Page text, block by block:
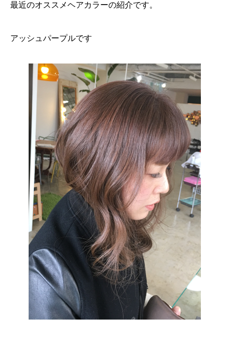
最近のオススメヘアカラーの紹介です。
アッシュパープルです